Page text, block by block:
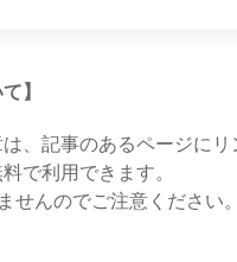
】
、記事のあるページにリ
で利用できます。
せんのでご注意ください。